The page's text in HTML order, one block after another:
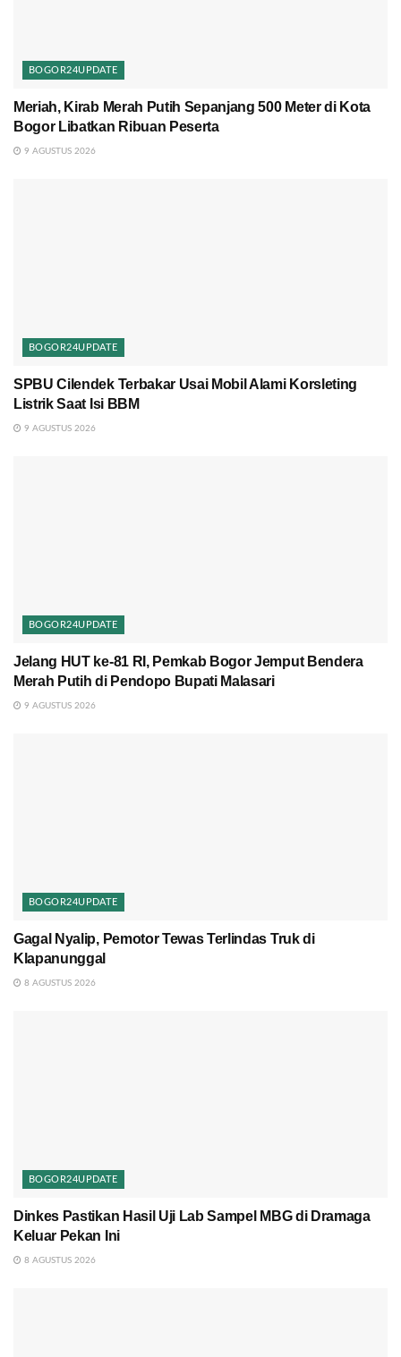
BOGOR24UPDATE
Meriah, Kirab Merah Putih Sepanjang 500 Meter di Kota
Bogor Libatkan Ribuan Peserta
9 AGUSTUS 2026
BOGOR24UPDATE
SPBU Cilendek Terbakar Usai Mobil Alami Korsleting
Listrik Saat Isi BBM
9 AGUSTUS 2026
BOGOR24UPDATE
Jelang HUT ke-81 RI, Pemkab Bogor Jemput Bendera
Merah Putih di Pendopo Bupati Malasari
9 AGUSTUS 2026
BOGOR24UPDATE
Gagal Nyalip, Pemotor Tewas Terlindas Truk di
Klapanunggal
8 AGUSTUS 2026
BOGOR24UPDATE
Dinkes Pastikan Hasil Uji Lab Sampel MBG di Dramaga
Keluar Pekan Ini
8 AGUSTUS 2026